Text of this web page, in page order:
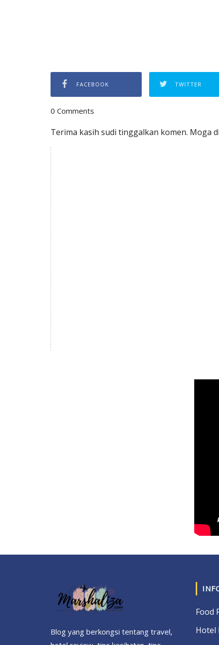
FACEBOOK TWITTER
0 Comments
Terima kasih sudi tinggalkan komen. Moga
Blog yang berkongsi tentang travel,
Food
Hotel